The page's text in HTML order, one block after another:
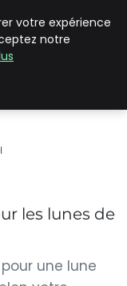
les lunes de
pour une lune
votre expérience
notre